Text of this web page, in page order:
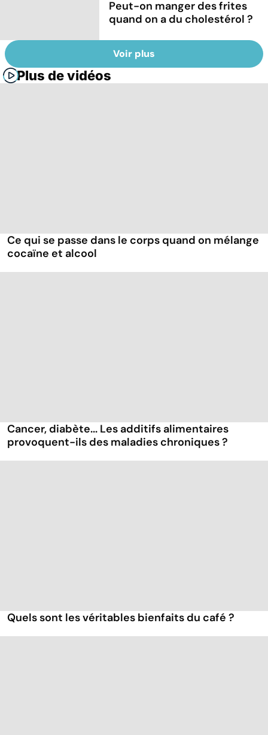
Peut-on manger des frites
quand on a du cholestérol ?
Voir plus
Plus de vidéos
Ce qui se passe dans le corps quand on mélange
cocaïne et alcool
Cancer, diabète... Les additifs alimentaires
provoquent-ils des maladies chroniques ?
Quels sont les véritables bienfaits du café ?